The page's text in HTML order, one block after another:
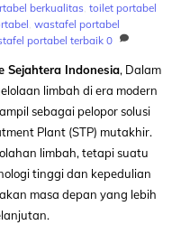
berkualitas,toilet portabel
,wastafel portabel
portabel terbaik 0
Sejahtera Indonesia, Dalam
limbah di era modern
sebagai pelopor solusi
Plant (STP) mutakhir.
limbah, tetapi suatu
tinggi dan kepedulian
masa depan yang lebih